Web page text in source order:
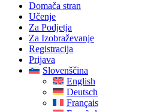
Domača stran
Učenje
Za Podjetja
Za Izobraževanje
Registracija
Prijava
Slovenščina
English
Deutsch
Français